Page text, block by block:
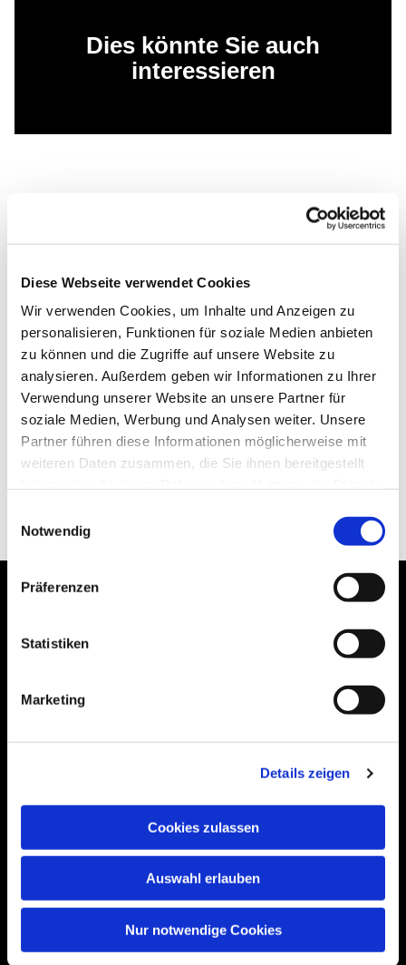
Diese Webseite verwendet Cookies
Wir verwenden Cookies, um Inhalte und Anzeigen zu
personalisieren, Funktionen für soziale Medien anbieten
zu können und die Zugriffe auf unsere Website zu
analysieren. Außerdem geben wir Informationen zu Ihrer
Verwendung unserer Website an unsere Partner für
soziale Medien, Werbung und Analysen weiter. Unsere
Partner führen diese Informationen möglicherweise mit
weiteren Daten zusammen, die Sie ihnen bereitgestellt
Notwendig
Präferenzen
Statistiken
Marketing
Details zeigen
Cookies zulassen
Auswahl erlauben
Nur notwendige Cookies
Dies könnte Sie auch
interessieren
Bitte akzeptieren Sie Marketing-Cookies,
Accept cookies